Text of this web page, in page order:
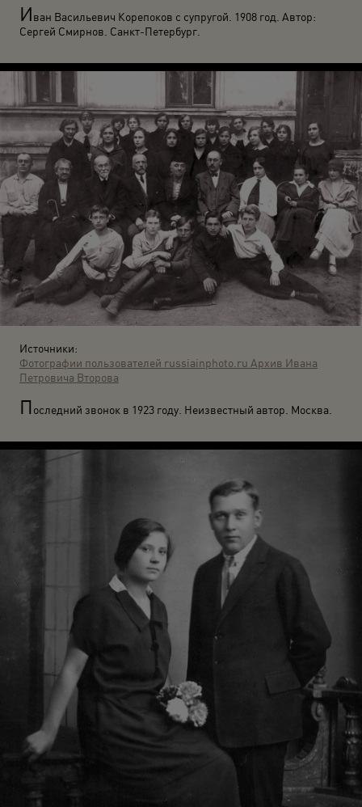
Иван Васильевич Корепоков с супругой. 1908 год. Автор:
Сергей Смирнов. Санкт-Петербург.
Источники:
Фотографии пользователей russiainphoto.ru Архив Ивана
Петровича Второва
Последний звонок в 1923 году. Неизвестный автор. Москва.